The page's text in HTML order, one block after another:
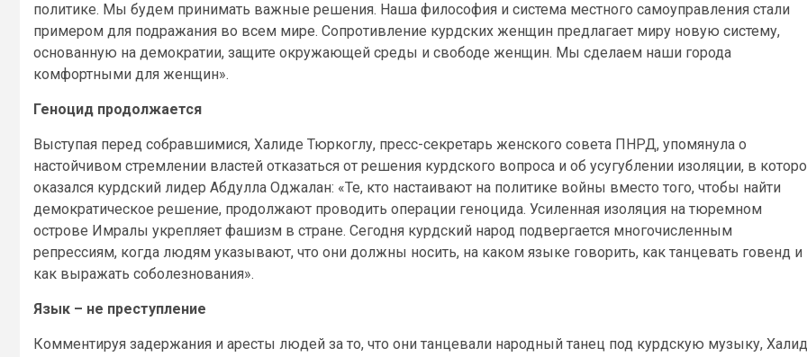
политике. Мы будем принимать важные решения. Наша философия и система местного самоуправления стали
примером для подражания во всем мире. Сопротивление курдских женщин предлагает миру новую систему,
основанную на демократии, защите окружающей среды и свободе женщин. Мы сделаем наши города
комфортными для женщин».
Геноцид продолжается
Выступая перед собравшимися, Халиде Тюркоглу, пресс-секретарь женского совета ПНРД, упомянула о
настойчивом стремлении властей отказаться от решения курдского вопроса и об усугублении изоляции, в
оказался курдский лидер Абдулла Оджалан: «Те, кто настаивают на политике войны вместо того, чтобы найти
демократическое решение, продолжают проводить операции геноцида. Усиленная изоляция на тюремном
острове Имралы укрепляет фашизм в стране. Сегодня курдский народ подвергается многочисленным
репрессиям, когда людям указывают, что они должны носить, на каком языке говорить, как танцевать говенд и
как выражать соболезнования».
Язык – не преступление
Комментируя задержания и аресты людей за то, что они танцевали народный танец под курдскую музыку,